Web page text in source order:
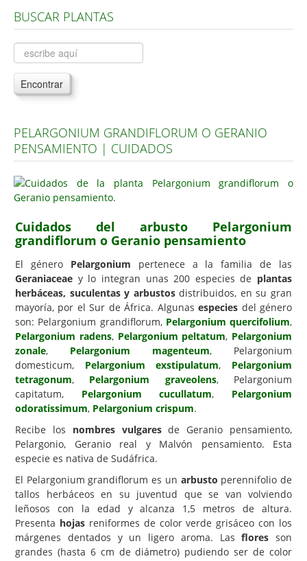
Árboles, Cicas y Palmeras de la G a la Z
Plantas Anuales y Perennes
Plantas Bulbosas y Acuáticas
Plantas de Interior
Plantas Aromáticas y de Huerto
Plantas Carnívoras y Orquídeas
Consejos
Hemisferio Sur
Enfermedades
Animales
Hongos
Carencias
Fotos
Flores y Plantas
Árboles y Palmeras
Arbustos y Trepadoras
Cactus y Suculentas
BUSCAR PLANTAS
Encontrar
PELARGONIUM GRANDIFLORUM O GERANIO
PENSAMIENTO | CUIDADOS
Cuidados del arbusto Pelargonium
grandiflorum o Geranio pensamiento
El género Pelargonium pertenece a la familia de las
Geraniaceae y lo integran unas 200 especies de plantas
herbáceas, suculentas y arbustosdistribuidos, en su gran
mayoría, por el Sur de África. Algunasespecies del género
son: Pelargonium grandiflorum, Pelargonium quercifolium,
Pelargonium radens, Pelargonium peltatum, Pelargonium
zonale, Pelargonium magenteum, Pelargonium
domesticum, Pelargonium exstipulatum, Pelargonium
tetragonum, Pelargonium graveolens, Pelargonium
capitatum, Pelargonium cucullatum, Pelargonium
odoratissimum, Pelargonium crispum.
Recibe los nombres vulgaresde Geranio pensamiento,
Pelargonio, Geranio real y Malvón pensamiento. Esta
especie es nativa de Sudáfrica.
El Pelargonium grandiflorum es un arbusto perennifolio de
tallos herbáceos en su juventud que se van volviendo
leñosos con la edad y alcanza 1,5 metros de altura.
Presenta hojasreniformes de color verde grisáceo con los
márgenes dentados y un ligero aroma. Lasflores son
grandes (hasta 6 cm de diámetro) pudiendo ser de color